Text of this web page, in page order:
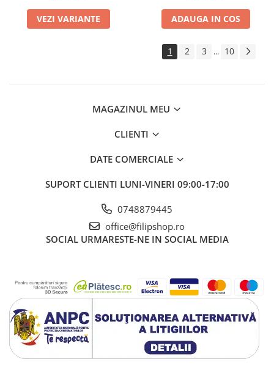
VEZI VARIANTE ADAUGA IN COS
1 2 3 ... 10
MAGAZINUL MEU
CLIENTI
DATE COMERCIALE
SUPORT CLIENTI LUNI-VINERI 09:00-17:00
0748879445
office@filipshop.ro
SOCIAL URMARESTE-NE IN SOCIAL MEDIA